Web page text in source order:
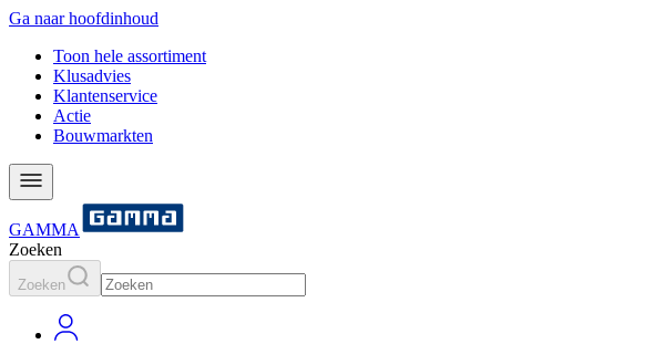
Ga naar hoofdinhoud
Toon hele assortiment
Klusadvies
Klantenservice
Actie
Bouwmarkten
GAMMA
Zoeken
Zoeken